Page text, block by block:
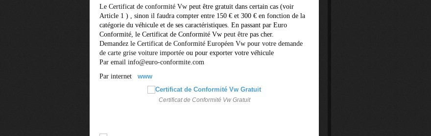
Le Certificat de conformité Vw peut être gratuit dans certain cas (voir
Article 1 ) , sinon il faudra compter entre 150 € et 300 € en fonction de la
catégorie du véhicule et de ses caractéristiques. En passant par Euro
Conformité, le Certificat de Conformité Vw peut être pas cher.
Demandez le Certificat de Conformité Européen Vw pour votre demande
de carte grise voiture importée ou pour exporter votre véhicule
Par email info@euro-conformite.com
Par internet www
Certificat de Conformité Vw Gratuit